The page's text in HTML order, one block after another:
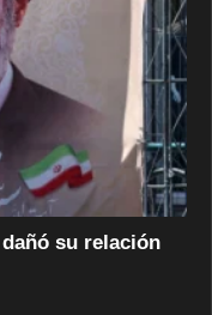
su relación